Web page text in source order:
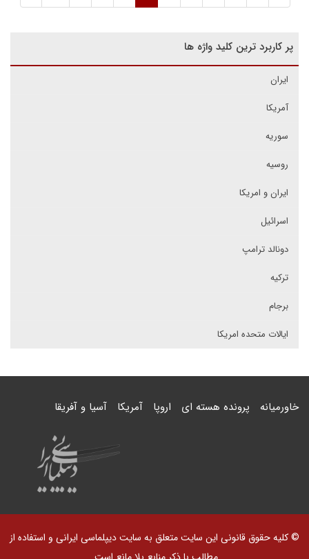
پر کاربرد ترین کلید واژه ها
ایران
آمریکا
سوریه
روسیه
ایران و امریکا
اسرائیل
دونالد ترامپ
ترکیه
برجام
ایالات متحده امریکا
خاورمیانه پرونده هسته ای اروپا آمریکا آسیا و آفریقا
© کلیه حقوق قانونی این سایت متعلق به سایت دیپلماسی ایرانی و استفاده از